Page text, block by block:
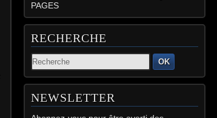
PAGES
RECHERCHE
OK
NEWSLETTER